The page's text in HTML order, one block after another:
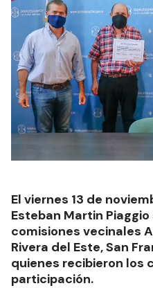
El viernes 13 de
Esteban Martin
comisiones vecinales
Rivera del Este, San
quienes recibieron los
participación.